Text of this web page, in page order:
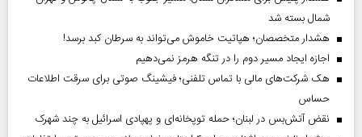
شمال بسته شد
هشدار متخصصان؛ هپاتیت خاموش می‌تواند به سرطان کبد برسد!
اجازه ایجاد مسیر دوم را در تنگه هرمز نمی‌دهیم
هک شرکت‌های مالی با تماس تلفنی؛ فیشینگ صوتی برای سرقت اطلاعات
حساس
نقض آتش‌بس در لبنان؛ حمله توپخانه‌ای و پهپادی اسرائیل به چند شهرک